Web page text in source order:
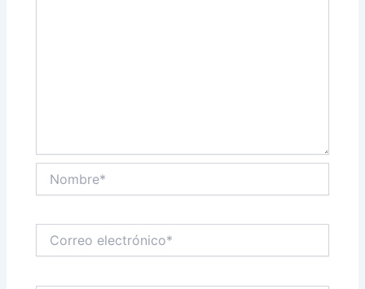
electrónico*